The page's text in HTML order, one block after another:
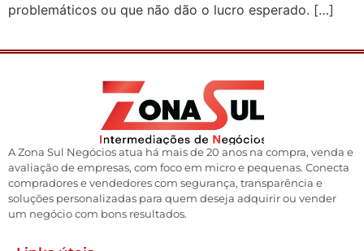
problemáticos ou que não dão o lucro esperado. […]
A Zona Sul Negócios atua há mais de 20 anos na compra, venda e
avaliação de empresas, com foco em micro e pequenas. Conecta
compradores e vendedores com segurança, transparência e
soluções personalizadas para quem deseja adquirir ou vender
um negócio com bons resultados.